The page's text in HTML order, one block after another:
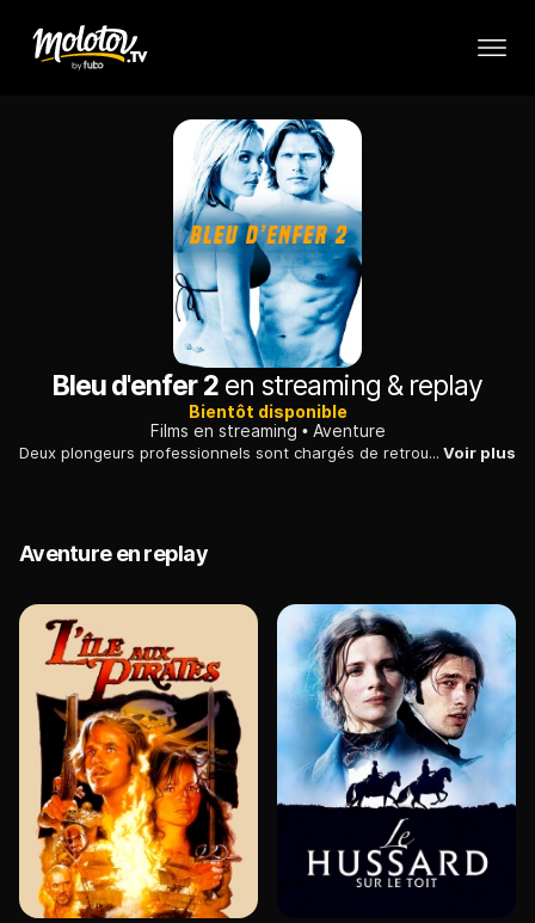
Bleu d'enfer 2en streaming & replay
Bientôt disponible
Films en streaming
Aventure
Deux plongeurs professionnels sont chargés de retrouver le trésor englouti de Christophe Colomb. Leur mission se transforme en aventure rocambolesque. Voir plus
Aventure en replay